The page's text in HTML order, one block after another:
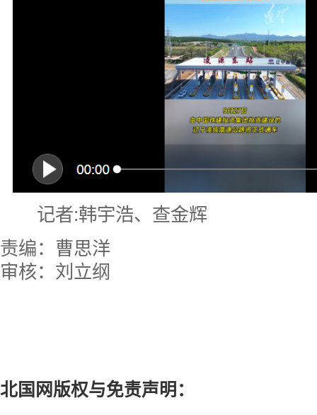
记者:韩宇浩、查金辉
责编：曹思洋
审核：刘立纲
北国网版权与免责声明：